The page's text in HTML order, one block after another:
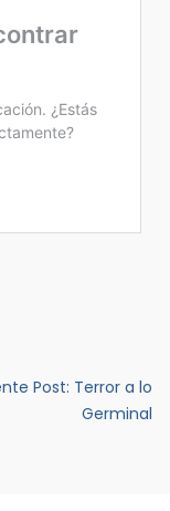
Post: Terror a lo
Germinal